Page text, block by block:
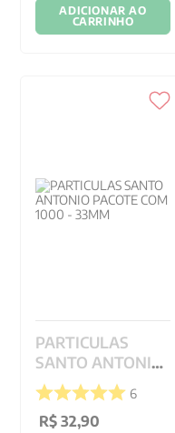
ADICIONAR AO
CARRINHO
PARTICULAS
SANTO ANTONIO
PACOTE COM
1000 - 33MM6
R$ 32,90